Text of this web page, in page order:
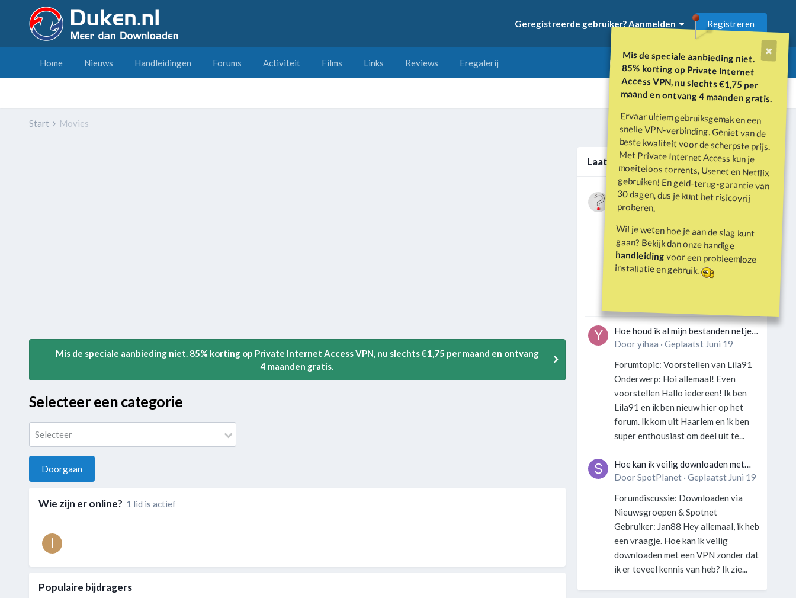
Mis de speciale aanbieding niet.
85% korting op Private Internet
Access VPN, nu slechts €1,75 per
maand en ontvang 4 maanden gratis.
Ervaar ultiem gebruiksgemak en een
snelle VPN-verbinding. Geniet van de
beste kwaliteit voor de scherpste prijs.
Met Private Internet Access kun je
moeiteloos torrents, Usenet en Netflix
gebruiken! En geld-terug-garantie van
30 dagen, dus je kunt het risicovrij
proberen.
Wil je weten hoe je aan de slag kunt
gaan? Bekijk dan onze handige
handleidingvoor een probleemloze
installatie en gebruik.
Geregistreerde gebruiker? Aanmelden Registreren
Home Nieuws Handleidingen Forums Activiteit Films Links Reviews Eregalerij
Alle activiteit
Start Movies
Mis de speciale aanbieding niet. 85% korting op Private Internet Access VPN, nu slechts €1,75 per maand en ontvang
4 maanden gratis.
Selecteer een categorie
Selecteer
Doorgaan
Wie zijn er online? 1 lid is actief
Populaire bijdragers
Laatste berichten
Wat is er gebeurd met Davey Hearn
en de vandalisatie van het
Washington Reflecting Pool?
DoorVraagbaak
Forumdiscussie: Davey Hearn:
Former Olympian Denies Vandalising
Washington Reflecting Pool
Gebruiker: SportFan123 Hey
Hoe houd ik al mijn bestanden netjes
georganiseerd zonder gek te
Dooryihaa · Geplaatst Juni 19
Forumtopic: Voorstellen van Lila91
Onderwerp: Hoi allemaal! Even
voorstellen Hallo iedereen! Ik ben
Lila91 en ik ben nieuw hier op het
forum. Ik kom uit Haarlem en ik ben
super enthousiast om deel uit te...
Hoe kan ik veilig downloaden met
een VPN zonder technische kennis?
DoorSpotPlanet· Geplaatst Juni 19
Forumdiscussie: Downloaden via
Nieuwsgroepen & Spotnet
Gebruiker: Jan88 Hey allemaal, ik heb
een vraagje. Hoe kan ik veilig
downloaden met een VPN zonder dat
ik er teveel kennis van heb? Ik zie...